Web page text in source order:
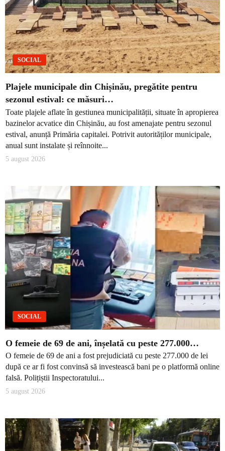
SOCIAL
Plajele municipale din Chișinău, pregătite pentru
sezonul estival: ce măsuri…
Toate plajele aflate în gestiunea municipalității, situate în apropierea
bazinelor acvatice din Chișinău, au fost amenajate pentru sezonul
estival, anunță Primăria capitalei. Potrivit autorităților municipale,
anual sunt instalate și reînnoite...
5 august 2026
SOCIAL
O femeie de 69 de ani, înșelată cu peste 277.000…
O femeie de 69 de ani a fost prejudiciată cu peste 277.000 de lei
după ce ar fi fost convinsă să investească bani pe o platformă online
falsă. Polițiștii Inspectoratului...
5 august 2026